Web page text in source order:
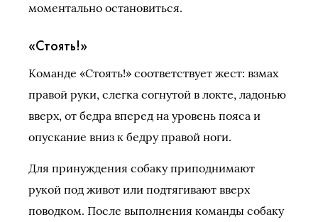
моментально остановиться.
«Стоять!»
Команде «Стоять!» соответствует жест: взмах
правой руки, слегка согнутой в локте, ладонью
вверх, от бедра вперед на уровень пояса и
опускание вниз к бедру правой ноги.
Для принуждения собаку приподнимают
рукой под живот или подтягивают вверх
поводком. После выполнения команды собаку